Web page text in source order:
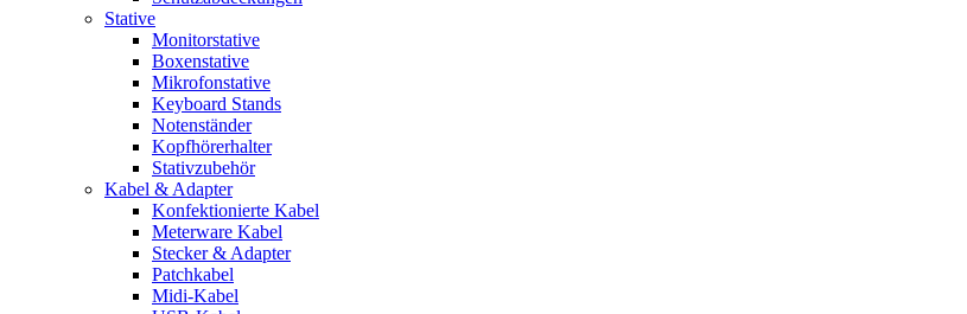
Stative
Monitorstative
Boxenstative
Mikrofonstative
Keyboard Stands
Notenständer
Kopfhörerhalter
Stativzubehör
Kabel & Adapter
Konfektionierte Kabel
Meterware Kabel
Stecker & Adapter
Patchkabel
Midi-Kabel